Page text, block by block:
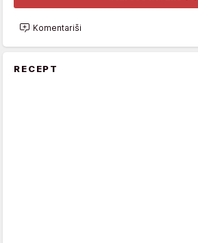
Komentariši
RECEPT